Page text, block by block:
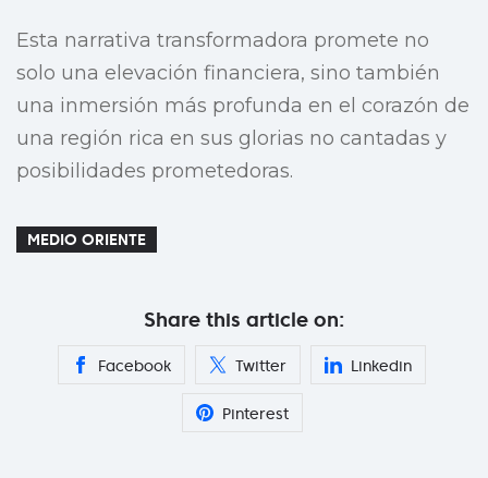
Esta narrativa transformadora promete no
solo una elevación financiera, sino también
una inmersión más profunda en el corazón de
una región rica en sus glorias no cantadas y
posibilidades prometedoras.
MEDIO ORIENTE
Share this article on:
Facebook Twitter Linkedin
Pinterest